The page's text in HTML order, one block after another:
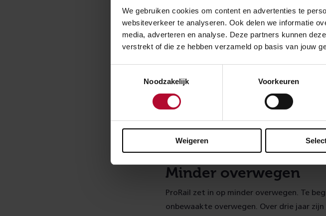
We gebruiken cookies om content en advertenties te
websiteverkeer te analyseren. Ook delen we informatie
media, adverteren en analyse. Deze partners kunnen
verstrekt of die ze hebben verzameld op basis van jouw
Noodzakelijk
Voorkeuren
Weigeren
Naar nul
Het bovenstaande is voor ProRail reden
aantal overwegen en wel in eerste
treinen en andere weggebruikers van
voor de doorstroming van het
overwegen is geen gemakkelijke opgave.
Nieuwe spoorlijnen worden al overwegvrij
het net, een inhaalslag te maken. Jaarlijks
we de komende jaren gaan opvoeren.
Minder overwegen
ProRail zet in op minder overwegen. Te
onbewaakte overwegen. Over drie jaar